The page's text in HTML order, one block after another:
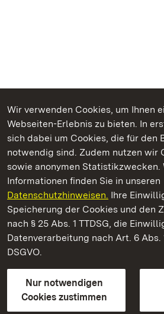
Wir verwenden Cookies, um Ihnen
Webseiten-Erlebnis zu bieten. In
sich dabei um Cookies, die für den
notwendig sind. Zudem nutzen wir
sowie anonymen Statistikzwecken.
Informationen finden Sie in unseren
Datenschutzhinweisen. Ihre
Speicherung der Cookies und den
nach § 25 Abs. 1 TTDSG, die
Datenverarbeitung nach Art. 6 Abs.
DSGVO.
Nur notwendigen
Cookies zustimmen
Kommen. Staunen. Genießen.
Staatliche Schlösser und Gärten
Staatliche Schlösser und Gärten
Kontakt
GebärdenspracheLeichte Sprache
Erklärung zur Barrierefreiheit
BITV-konform (geprüfte Seiten)